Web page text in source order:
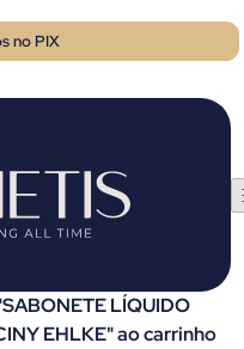
no PIX
LÍQUIDO
EHLKE" ao carrinho